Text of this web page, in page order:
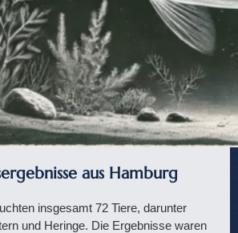
aus Hamburg
insgesamt 72 Tiere, darunter
und Heringe. Die Ergebnisse waren